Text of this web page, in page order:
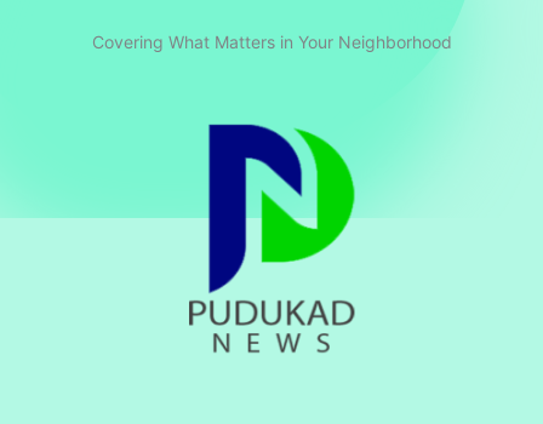
Covering What Matters in Your Neighborhood